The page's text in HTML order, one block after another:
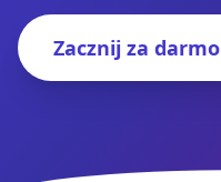
Zacznij za darmo